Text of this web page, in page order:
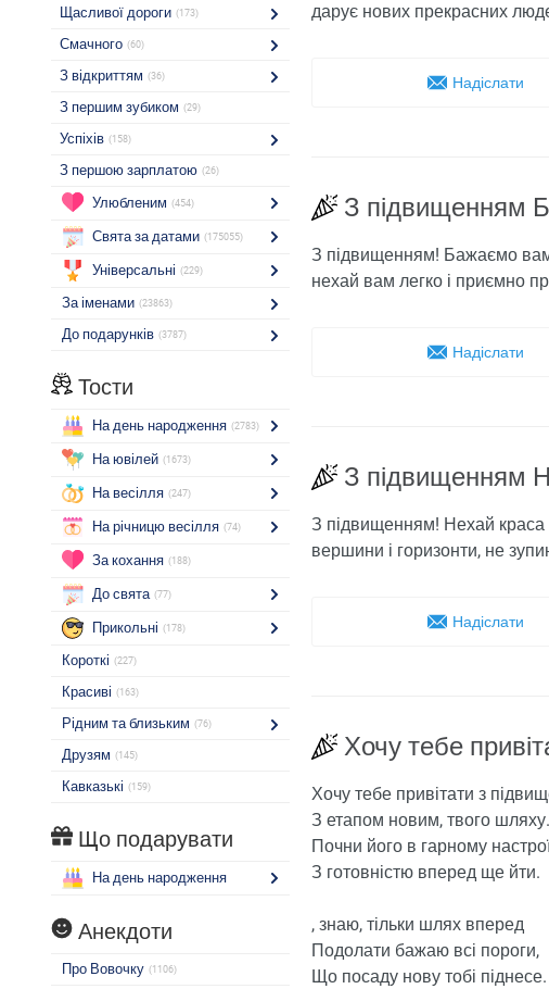
Щасливої ​​дороги (173)
Смачного (60)
З відкриттям (36)
З першим зубиком (29)
Успіхів (158)
З першою зарплатою (26)
Улюбленим (454)
Свята за датами (175055)
Універсальні (229)
За іменами (23863)
До подарунків (3787)
Тости
На день народження (2783)
На ювілей (1673)
На весілля (247)
На річницю весілля (74)
За кохання (188)
До свята (77)
Прикольні (178)
Короткі (227)
Красиві (163)
Рідним та близьким (76)
Друзям (145)
Кавказькі (159)
Що подарувати
На день народження
Анекдоти
Про Вовочку (1106)
дарує нових прекрасних
Надіслати
З підвищенням
З підвищенням! Бажаємо вам
нехай вам легко і приємно
Надіслати
З підвищенням
З підвищенням! Нехай краса
вершини і горизонти, не
Надіслати
Хочу тебе
Хочу тебе привітати з
З етапом новим, твого шляху.
Почни його в гарному
З готовністю вперед ще йти.
, знаю, тільки шлях вперед
Подолати бажаю всі пороги,
Що посаду нову тобі піднесе.